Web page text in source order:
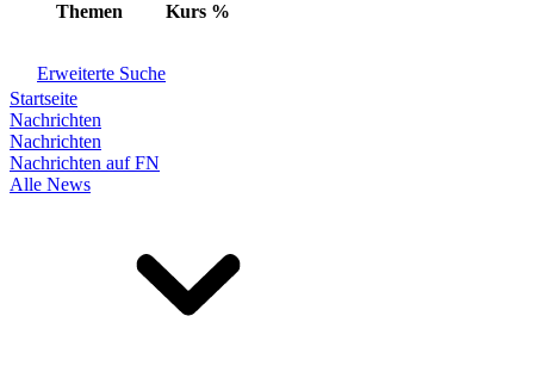
Themen Kurs %
Erweiterte Suche
Startseite
Nachrichten
Nachrichten
Nachrichten auf FN
Alle News